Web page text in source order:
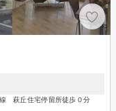
萩丘住宅停留所徒歩０分